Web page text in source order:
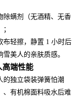
除螨剂（无酒精、无香
布轻擦，静置 1 小时后
美人的亲肤质感。
高端性能
的独立袋装弹簧怕潮
、有机棉面料吸水后难